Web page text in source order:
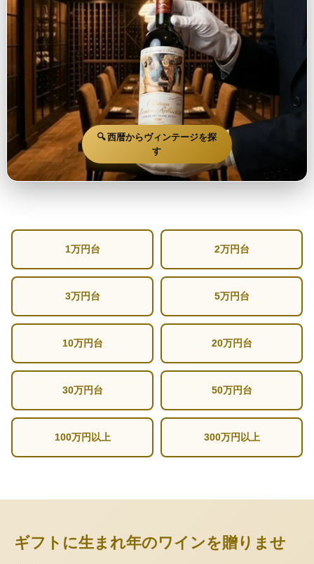
🔍 西暦からヴィンテージを探
す
1万円台 2万円台
3万円台 5万円台
10万円台 20万円台
30万円台 50万円台
100万円以上 300万円以上
ギフトに生まれ年のワインを贈りませ